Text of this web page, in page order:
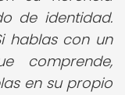
de identidad.
hablas con un
comprende,
en su propio